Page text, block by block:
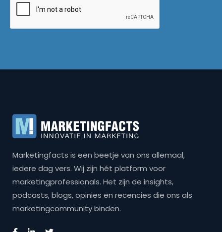
Marketingfacts is een beetje van ons allemaal,
iedere dag vers. Wij zijn hét platform voor
marketingprofessionals. Het zijn de insights,
podcasts, blogs, opinies en recencies die ons als
marketingcommunity binden.